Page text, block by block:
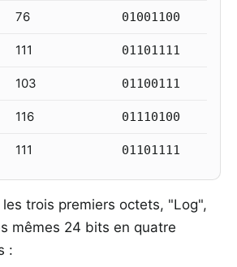
76 01001100
111 01101111
103 01100111
116 01110100
111 01101111
trois premiers octets, "Log",
mêmes 24 bits en quatre
: